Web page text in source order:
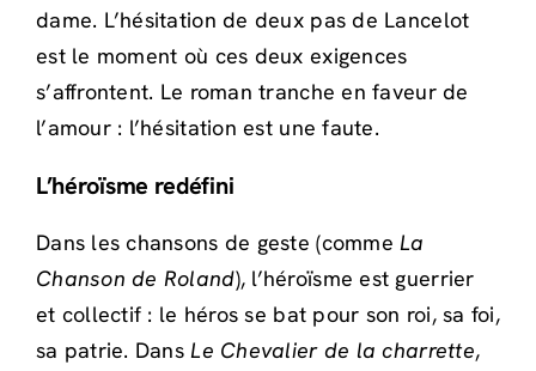
dame. L’hésitation de deux pas de Lancelot
est le moment où ces deux exigences
s’affrontent. Le roman tranche en faveur de
l’amour : l’hésitation est une faute.
L’héroïsme redéfini
Dans les chansons de geste (commeLa
Chanson de Roland), l’héroïsme est guerrier
et collectif : le héros se bat pour son roi, sa foi,
sa patrie. DansLe Chevalier de la charrette,